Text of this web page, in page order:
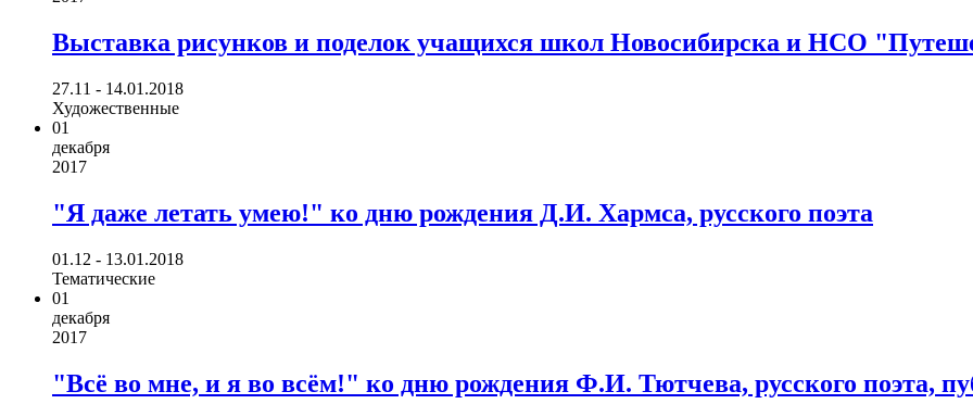
Выставка рисунков и поделок учащихся школ Новосибирска и НСО
27.11 - 14.01.2018
Художественные
01
декабря
2017
"Я даже летать умею!" ко дню рождения Д.И. Хармса, русского поэта
01.12 - 13.01.2018
Тематические
01
декабря
2017
"Всё во мне, и я во всём!" ко дню рождения Ф.И. Тютчева, русского поэта,